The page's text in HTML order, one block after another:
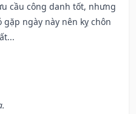
cầu công danh tốt, nhưng
ngày này nên kỵ chôn